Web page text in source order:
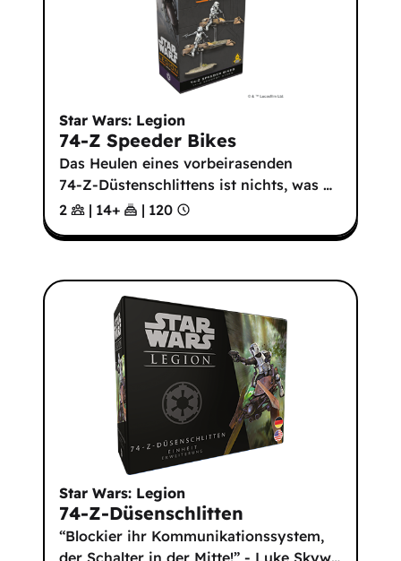
Star Wars: Legion
74-Z Speeder Bikes
Das Heulen eines vorbeirasenden
74-Z-Düstenschlittens ist nichts, was …
2
| 14+ | 120
Star Wars: Legion
74-Z-Düsenschlitten
“Blockier ihr Kommunikationssystem,
der Schalter in der Mitte!” - Luke Skyw…